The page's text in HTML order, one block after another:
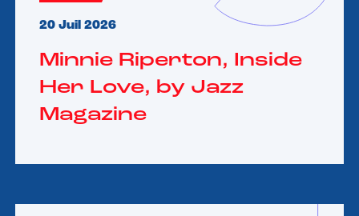
20 Juil 2026
Minnie Riperton, Inside
Her Love, by Jazz
Magazine